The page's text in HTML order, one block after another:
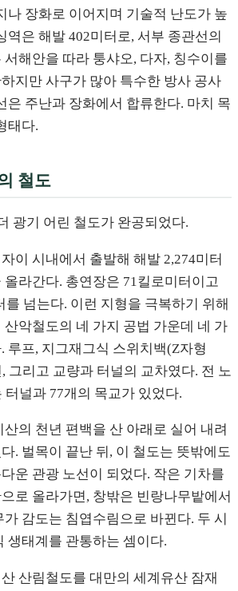
나 장화로 이어지며 기술적 난도가 높
역은 해발 402미터로, 서부 종관선의
해안을 따라 퉁샤오, 다자, 칭수이를
지만 사구가 많아 특수한 방사 공사
은 주난과 장화에서 합류한다. 마치 목
태다.
철도
광기 어린 철도가 완공되었다.
이 시내에서 출발해 해발 2,274미터
라간다. 총연장은 71킬로미터이고
를 넘는다. 이런 지형을 극복하기 위해
산악철도의 네 가지 공법 가운데 네 가
루프, 지그재그식 스위치백(Z자형
그리고 교량과 터널의 교차였다. 전 노
터널과 77개의 목교가 있었다.
의 천년 편백을 산 아래로 실어 내려
. 벌목이 끝난 뒤, 이 철도는 뜻밖에도
운 관광 노선이 되었다. 작은 기차를
로 올라가면, 창밖은 빈랑나무밭에서
감도는 침엽수림으로 바뀐다. 두 시
생태계를 관통하는 셈이다.
산림철도를 대만의 세계유산 잠재